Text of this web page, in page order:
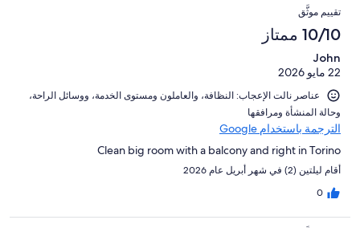
تقييم موثَّق
10/10 ممتاز
John
22 مايو 2026
عناصر نالت الإعجاب: ⁦النظافة⁩، و⁦العاملون ومستوى الخدمة⁩، و⁦وسائل الراحة⁩،
و⁦حالة المنشأة ومرافقها⁩
الترجمة باستخدام Google
Clean big room with a balcony and right in Torino
أقام ليلتين (2) في شهر أبريل عام 2026
0